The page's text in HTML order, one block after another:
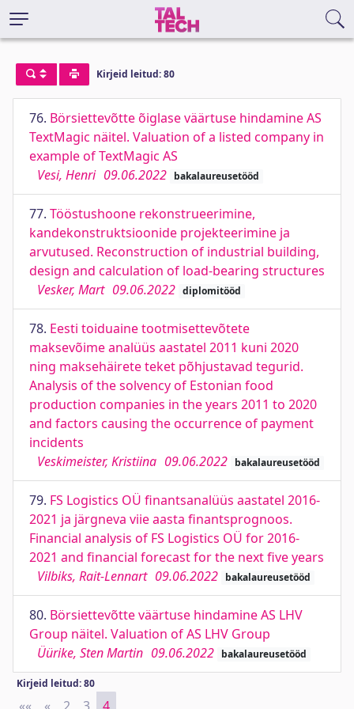
Kirjeid leitud: 80
76. Börsiettevõtte õiglase väärtuse hindamine AS
TextMagic näitel. Valuation of a listed company in
example of TextMagic AS
Vesi, Henri 09.06.2022 bakalaureusetööd
77. Tööstushoone rekonstrueerimine,
kandekonstruktsioonide projekteerimine ja
arvutused. Reconstruction of industrial building,
design and calculation of load-bearing structures
Vesker, Mart 09.06.2022 diplomitööd
78. Eesti toiduaine tootmisettevõtete
maksevõime analüüs aastatel 2011 kuni 2020
ning maksehäirete teket põhjustavad tegurid.
Analysis of the solvency of Estonian food
production companies in the years 2011 to 2020
and factors causing the occurrence of payment
incidents
Veskimeister, Kristiina 09.06.2022 bakalaureusetööd
79. FS Logistics OÜ finantsanalüüs aastatel 2016-
2021 ja järgneva viie aasta finantsprognoos.
Financial analysis of FS Logistics OÜ for 2016-
2021 and financial forecast for the next five years
Vilbiks, Rait-Lennart 09.06.2022 bakalaureusetööd
80. Börsiettevõtte väärtuse hindamine AS LHV
Group näitel. Valuation of AS LHV Group
Üürike, Sten Martin 09.06.2022 bakalaureusetööd
Kirjeid leitud: 80